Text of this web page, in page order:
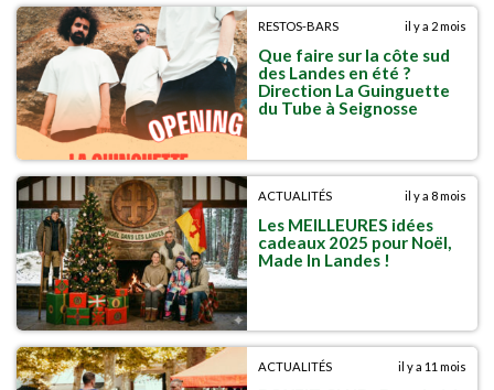
RESTOS-BARS il y a 2 mois
Que faire sur la côte sud
des Landes en été ?
Direction La Guinguette
du Tube à Seignosse
ACTUALITÉS il y a 8 mois
Les MEILLEURES idées
cadeaux 2025 pour Noël,
Made In Landes !
ACTUALITÉS il y a 11 mois